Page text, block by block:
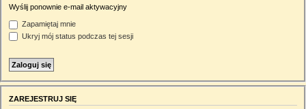
Wyślij ponownie e-mail aktywacyjny
Zapamiętaj mnie
Ukryj mój status podczas tej sesji
ZAREJESTRUJ SIĘ